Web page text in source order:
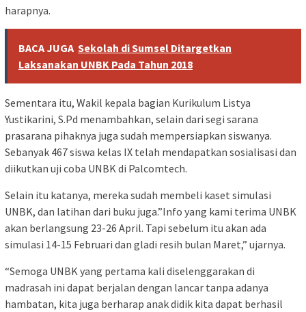
harapnya.
BACA JUGA Sekolah di Sumsel Ditargetkan
Laksanakan UNBK Pada Tahun 2018
Sementara itu, Wakil kepala bagian Kurikulum Listya
Yustikarini, S.Pd menambahkan, selain dari segi sarana
prasarana pihaknya juga sudah mempersiapkan siswanya.
Sebanyak 467 siswa kelas IX telah mendapatkan sosialisasi dan
diikutkan uji coba UNBK di Palcomtech.
Selain itu katanya, mereka sudah membeli kaset simulasi
UNBK, dan latihan dari buku juga.”Info yang kami terima UNBK
akan berlangsung 23-26 April. Tapi sebelum itu akan ada
simulasi 14-15 Februari dan gladi resih bulan Maret,” ujarnya.
“Semoga UNBK yang pertama kali diselenggarakan di
madrasah ini dapat berjalan dengan lancar tanpa adanya
hambatan, kita juga berharap anak didik kita dapat berhasil